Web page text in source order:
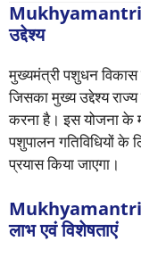
Mukhyamantri
उद्देश्य
मुख्यमंत्री पशुधन विकास
जिसका मुख्य उद्देश्य
करना है। इस योजना के
पशुपालन गतिविधियों के
प्रयास किया जाएगा।
लाभ एवं विशेषताएं